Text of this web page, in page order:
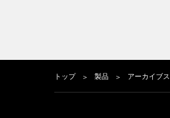
トップ 製品 アーカイブス